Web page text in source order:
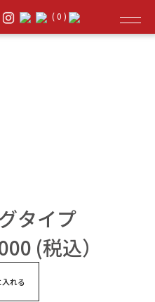
( 0 )
タイプ
(税込）
れる